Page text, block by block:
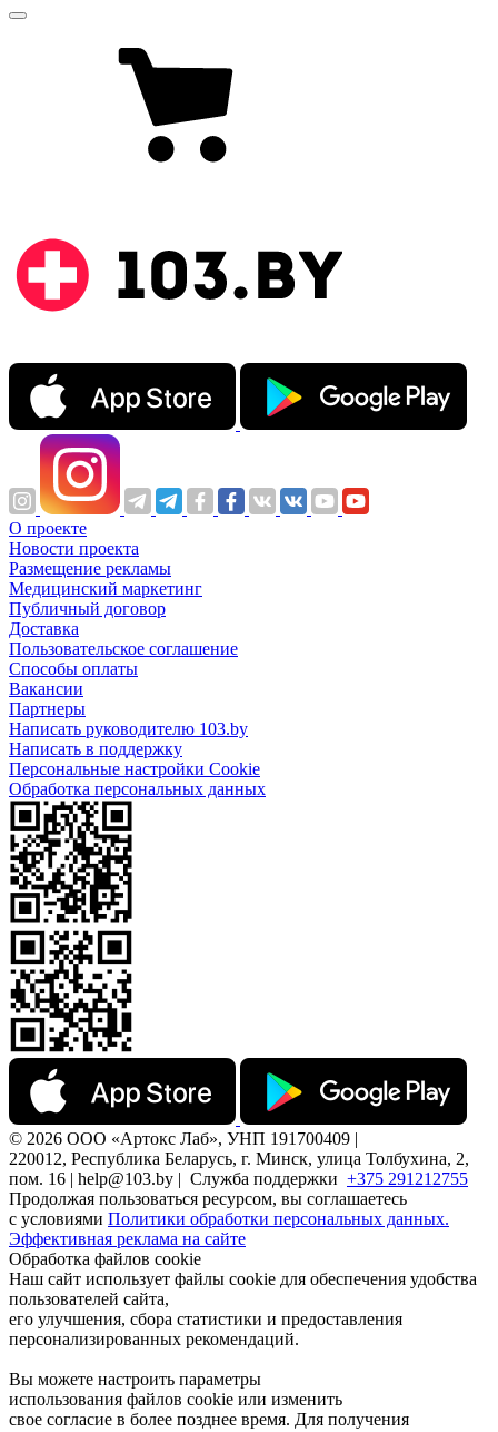
О проекте
Новости проекта
Размещение рекламы
Медицинский маркетинг
Публичный договор
Доставка
Пользовательское соглашение
Способы оплаты
Вакансии
Партнеры
Написать руководителю 103.by
Написать в поддержку
Персональные настройки Cookie
Обработка персональных данных
© 2026 ООО «Артокс Лаб», УНП 191700409 |
220012, Республика Беларусь, г. Минск, улица Толбухина, 2,
пом. 16 | help@103.by | Служба поддержки +375 291212755
Продолжая пользоваться ресурсом, вы соглашаетесь
с условиями Политики обработки персональных данных.
Эффективная реклама на сайте
Обработка файлов cookie
Наш сайт использует файлы cookie для обеспечения удобства
пользователей сайта,
его улучшения, сбора статистики и предоставления
персонализированных рекомендаций.
Вы можете настроить параметры
использования файлов cookie или изменить
свое согласие в более позднее время. Для получения